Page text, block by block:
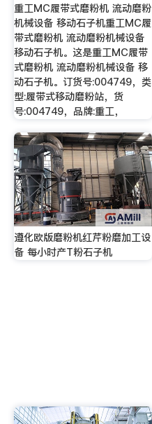
重工MC履带式磨粉机 流动磨粉
机械设备 移动石子机重工MC履
带式磨粉机 流动磨粉机械设备
移动石子机。这是重工MC履带
式磨粉机 流动磨粉机械设备 移
动石子机。订货号:004749，类
型:履带式移动磨粉站，货
号:004749，品牌:重工，
遵化欧版磨粉机红芹粉磨加工设
备 每小时产T粉石子机